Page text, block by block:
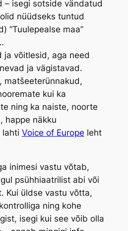
– isegi sotside vändatud
nüüdseks tuntud
“Tuulepealse maa”
ja võitlesid, aga need
ja vägistavad.
matšeeterünnakud,
kui ka
ning ka naiste, noorte
happe näkku
lahti Voice of Europe leht
inimesi vastu võtab,
psühhiaatrilist abi või
Kui üldse vastu võtta,
ning kohe
isegi kui see võib olla